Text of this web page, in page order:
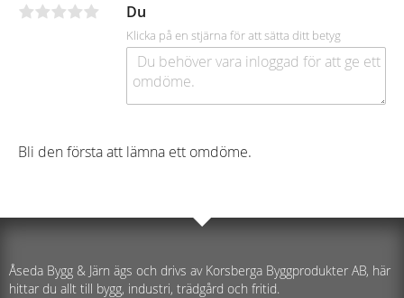
Du
Klicka på en stjärna för att sätta ditt betyg
Bli den första att lämna ett omdöme.
Åseda Bygg & Järn ägs och drivs av Korsberga Byggprodukter AB, här
hittar du allt till bygg, industri, trädgård och fritid.